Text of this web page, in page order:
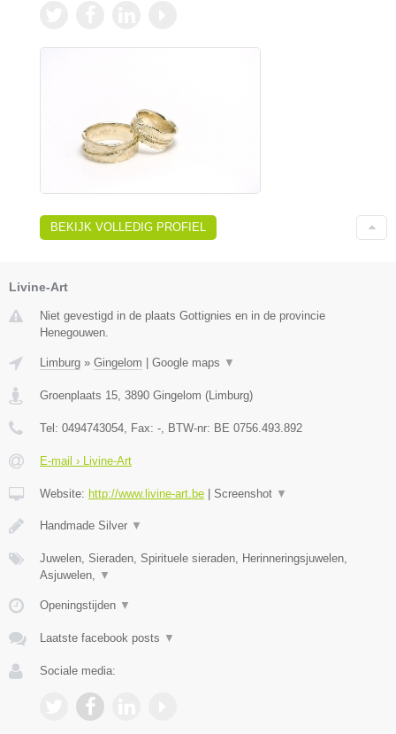
BEKIJK VOLLEDIG PROFIEL
Livine-Art
Niet gevestigd in de plaats Gottignies en in de provincie
Henegouwen.
Limburg » Gingelom Google maps ▼
Groenplaats 15, 3890 Gingelom (Limburg)
Tel: 0494743054, Fax: -, BTW-nr: BE 0756.493.892
E-mail › Livine-Art
Website: http://www.livine-art.be Screenshot ▼
Handmade Silver ▼
Juwelen, Sieraden, Spirituele sieraden, Herinneringsjuwelen,
Asjuwelen, ▼
Openingstijden ▼
Laatste facebook posts ▼
Sociale media: